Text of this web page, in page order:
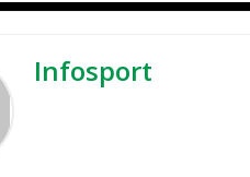
Infosport